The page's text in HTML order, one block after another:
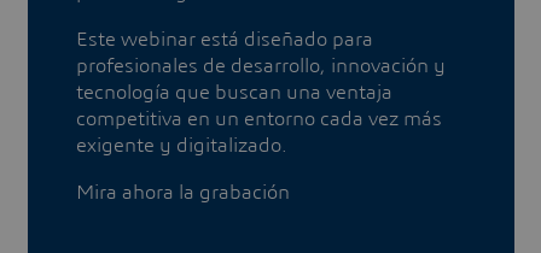
Este webinar está diseñado para
profesionales de desarrollo, innovación y
tecnología que buscan una ventaja
competitiva en un entorno cada vez más
exigente y digitalizado.
​​​​​​​Mira ahora la grabación